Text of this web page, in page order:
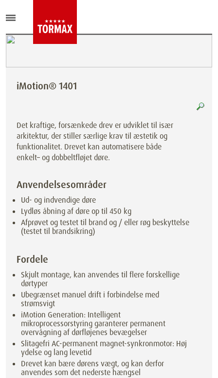
iMotion® 1401
Det kraftige, forsænkede drev er udviklet til især
arkitektur, der stiller særlige krav til æstetik og
funktionalitet. Drevet kan automatisere både
enkelt– og dobbeltfløjet døre.
Anvendelsesområder
Ud- og indvendige døre
Lydløs åbning af døre op til 450 kg
Afprøvet og testet til brand og / eller røg beskyttelse
(testet til brandsikring)
Fordele
Skjult montage, kan anvendes til flere forskellige
dørtyper
Ubegrænset manuel drift i forbindelse med
strømsvigt
iMotion Generation: Intelligent
mikroprocessorstyring garanterer permanent
overvågning af dørfløjenes bevægelser
Slitagefri AC-permanent magnet-synkronmotor: Høj
ydelse og lang levetid
Drevet kan bære dørens vægt, og kan derfor
anvendes som det nederste hængsel